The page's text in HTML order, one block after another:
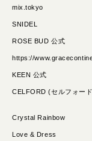
mix.tokyo
SNIDEL
ROSE BUD 公式
https://
KEEN 公式
CELFORD (セルフォー
Crystal Rainbow
Love & Dress